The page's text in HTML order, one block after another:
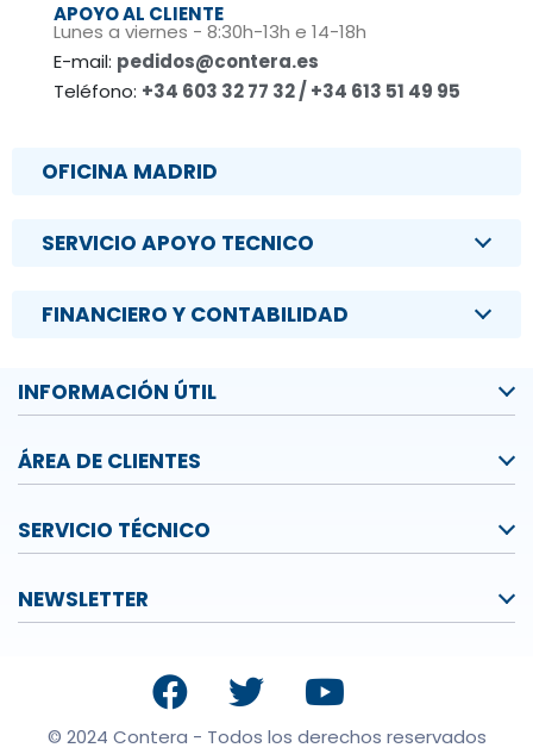
APOYO AL CLIENTE
Lunes a viernes - 8:30h-13h e 14-18h
E-mail: pedidos@contera.es
Teléfono: +34 603 32 77 32 / +34 613 51 49 95
OFICINA MADRID
SERVICIO APOYO TECNICO
FINANCIERO Y CONTABILIDAD
INFORMACIÓN ÚTIL
ÁREA DE CLIENTES
SERVICIO TÉCNICO
NEWSLETTER
© 2024 Contera - Todos los derechos reservados